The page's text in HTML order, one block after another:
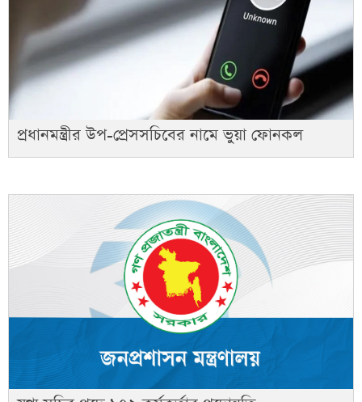
প্রধানমন্ত্রীর উপ-প্রেসসচিবের নামে ভুয়া ফোনকল